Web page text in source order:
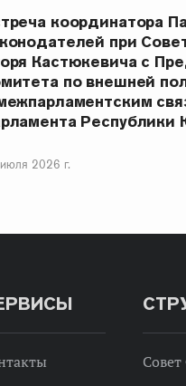
координатора
при
Кастюкевича с
по внешней
2026 г.